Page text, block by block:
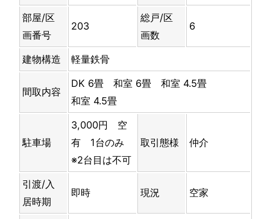
部屋/区
画番号
203
総戸/区
画数
6
建物構造 軽量鉄骨
間取内容
DK 6畳 和室 6畳
和室 4.5畳
和室 4.5畳
駐車場
3,000円 空
有 1台のみ
※2台目は不可
取引態様 仲介
引渡/入
居時期
即時 現況 空家